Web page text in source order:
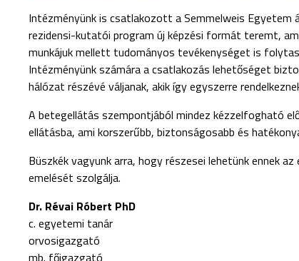
Intézményünk is csatlakozott a Semmelweis
rezidensi-kutatói program új képzési formát teremt,
munkájuk mellett tudományos tevékenységet is
Intézményünk számára a csatlakozás lehetőséget
hálózat részévé váljanak, akik így egyszerre
A betegellátás szempontjából mindez kézzelfogható
ellátásba, ami korszerűbb, biztonságosabb és
Büszkék vagyunk arra, hogy részesei lehetünk ennek
emelését szolgálja.
Dr. Révai Róbert PhD
c. egyetemi tanár
orvosigazgató